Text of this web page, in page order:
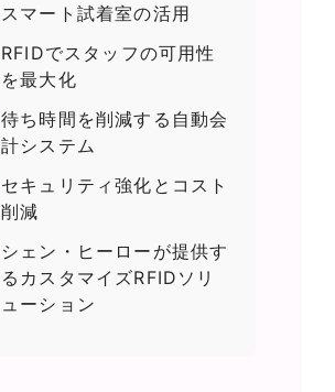
スマート試着室の活用
RFIDでスタッフの可用性
を最大化
待ち時間を削減する自動会
計システム
セキュリティ強化とコスト
削減
シェン・ヒーローが提供す
るカスタマイズRFIDソリ
ューション